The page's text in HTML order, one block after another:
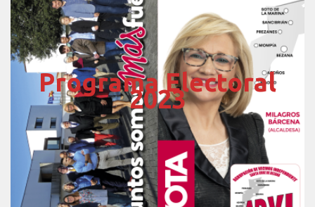
Programa Electoral
2023